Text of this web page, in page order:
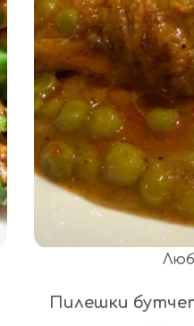
Пилешки